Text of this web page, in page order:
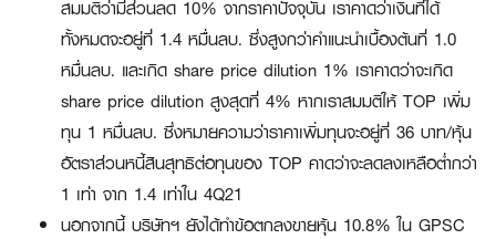
สมมติว่ามีส่วนลด 10% จากราคาปัจจุบัน เราคาดว่าเงินที่ได้
ทั้งหมดจะอยู่ที่ 1.4 หมื่นลบ. ซึ่งสูงกว่าคำแนะนำเบื้องต้นที่ 1.0
หมื่นลบ. และเกิด share price dilution 1% เราคาดว่าจะเกิด
share price dilution สูงสุดที่ 4% หากเราสมมติให้ TOP เพิ่ม
ทุน 1 หมื่นลบ. ซึ่งหมายความว่าราคาเพิ่มทุนจะอยู่ที่ 36 บาท/หุ้น
อัตราส่วนหนี้สินสุทธิต่อทุนของ TOP คาดว่าจะลดลงเหลือต่ำกว่า
1 เท่า จาก 1.4 เท่าใน 4Q21
นอกจากนี้ บริษัทฯ ยังได้ทำข้อตกลงขายหุ้น 10.8% ใน GPSC